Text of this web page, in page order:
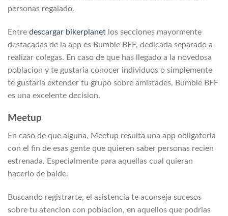
personas regalado.
Entre descargar bikerplanet los secciones mayormente
destacadas de la app es Bumble BFF, dedicada separado a
realizar colegas. En caso de que has llegado a la novedosa
poblacion y te gustaria conocer individuos o simplemente
te gustaria extender tu grupo sobre amistades, Bumble BFF
es una excelente decision.
Meetup
En caso de que alguna, Meetup resulta una app obligatoria
con el fin de esas gente que quieren saber personas recien
estrenada. Especialmente para aquellas cual quieran
hacerlo de balde.
Buscando registrarte, el asistencia te aconseja sucesos
sobre tu atencion con poblacion, en aquellos que podrias